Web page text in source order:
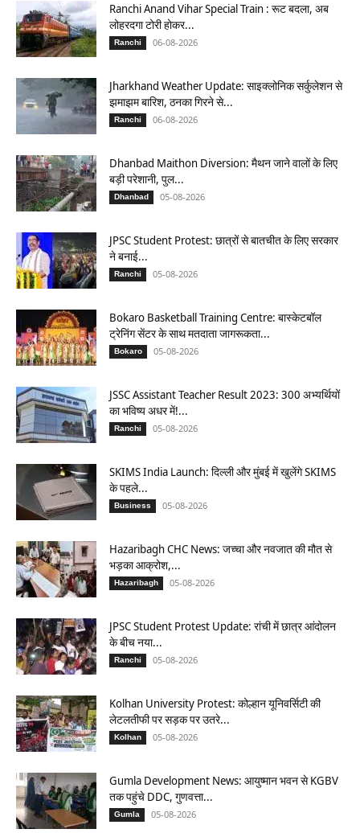
Ranchi Anand Vihar Special Train : रूट बदला, अब
लोहरदगा टोरी होकर...
Ranchi 06-08-2026
Jharkhand Weather Update: साइक्लोनिक सर्कुलेशन से
झमाझम बारिश, ठनका गिरने से...
Ranchi 06-08-2026
Dhanbad Maithon Diversion: मैथन जाने वालों के लिए
बड़ी परेशानी, पुल...
Dhanbad 05-08-2026
JPSC Student Protest: छात्रों से बातचीत के लिए सरकार
ने बनाई...
Ranchi 05-08-2026
Bokaro Basketball Training Centre: बास्केटबॉल
ट्रेनिंग सेंटर के साथ मतदाता जागरूकता...
Bokaro 05-08-2026
JSSC Assistant Teacher Result 2023: 300 अभ्यर्थियों
का भविष्य अधर में!...
Ranchi 05-08-2026
SKIMS India Launch: दिल्ली और मुंबई में खुलेंगे SKIMS
के पहले...
Business 05-08-2026
Hazaribagh CHC News: जच्चा और नवजात की मौत से
भड़का आक्रोश,...
Hazaribagh 05-08-2026
JPSC Student Protest Update: रांची में छात्र आंदोलन
के बीच नया...
Ranchi 05-08-2026
Kolhan University Protest: कोल्हान यूनिवर्सिटी की
लेटलतीफी पर सड़क पर उतरे...
Kolhan 05-08-2026
Gumla Development News: आयुष्मान भवन से KGBV
तक पहुंचे DDC, गुणवत्ता...
Gumla 05-08-2026